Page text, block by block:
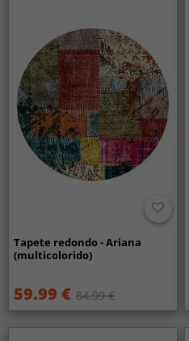
Tapete redondo - Ariana
(multicolorido)
59.99 € 84.99 €